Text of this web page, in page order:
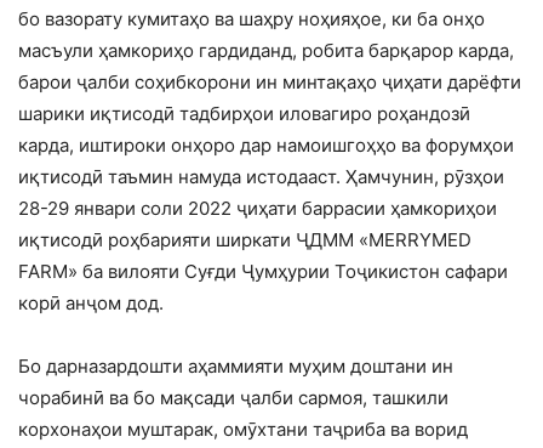
бо вазорату кумитаҳо ва шаҳру ноҳияҳое, ки ба онҳо
масъули ҳамкориҳо гардиданд, робита барқарор карда,
барои ҷалби соҳибкорони ин минтақаҳо ҷиҳати дарёфти
шарики иқтисодӣ тадбирҳои иловагиро роҳандозӣ
карда, иштироки онҳоро дар намоишгоҳҳо ва форумҳои
иқтисодӣ таъмин намуда истодааст. Ҳамчунин, рӯзҳои
28-29 январи соли 2022 ҷиҳати баррасии ҳамкориҳои
иқтисодӣ роҳбарияти ширкати ҶДММ «MERRYMED
FARM» ба вилояти Суғди Ҷумҳурии Тоҷикистон сафари
корӣ анҷом дод.
Бо дарназардошти аҳаммияти муҳим доштани ин
чорабинӣ ва бо мақсади ҷалби сармоя, ташкили
корхонаҳои муштарак, омӯхтани таҷриба ва ворид